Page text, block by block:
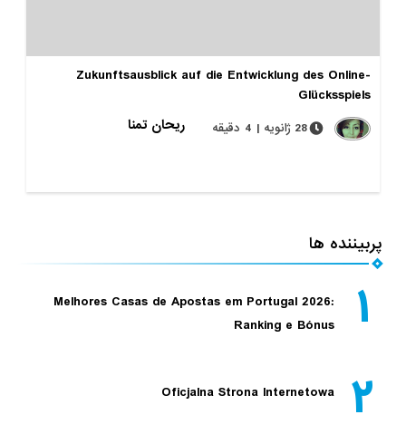
Zukunftsausblick auf die Entwicklung des Online-
Glücksspiels
ریحان تمنا
28 ژانویه | 4 دقیقه
پربیننده ها
۱
Melhores Casas de Apostas em Portugal 2026:
Ranking e Bónus
۲ Oficjalna Strona Internetowa